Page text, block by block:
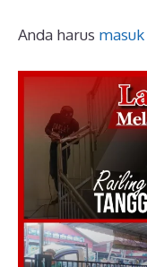
Anda harus masuk